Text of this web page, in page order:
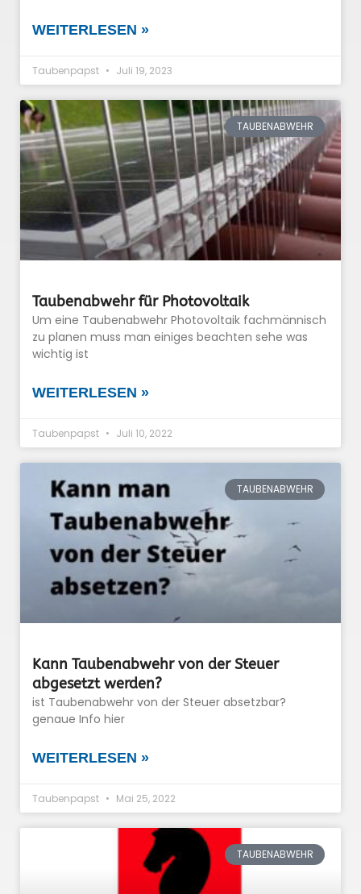
WEITERLESEN »
Taubenpapst Juli 19, 2023
TAUBENABWEHR
Taubenabwehr für Photovoltaik
Um eine Taubenabwehr Photovoltaik fachmännisch
zu planen muss man einiges beachten sehe was
wichtig ist
WEITERLESEN »
Taubenpapst Juli 10, 2022
TAUBENABWEHR
Kann Taubenabwehr von der Steuer
abgesetzt werden?
ist Taubenabwehr von der Steuer absetzbar?
genaue Info hier
WEITERLESEN »
Taubenpapst Mai 25, 2022
TAUBENABWEHR